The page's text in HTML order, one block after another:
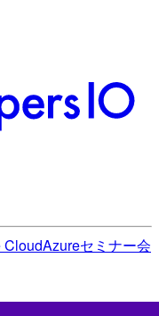
CloudAzureセミナー会